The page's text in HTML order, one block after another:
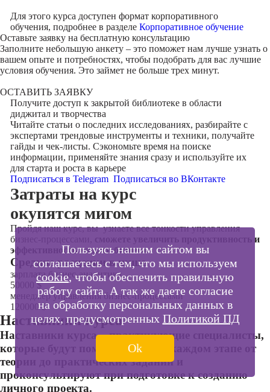
Для этого курса доступен формат корпоративного
обучения, подробнее в разделе Корпоративное обучение
Оставьте заявку на бесплатную консультацию
Заполните небольшую анкету – это поможет нам лучше узнать о
вашем опыте и потребностях, чтобы подобрать для вас лучшие
условия обучения. Это займет не больше трех минут.
ОСТАВИТЬ ЗАЯВКУ
Получите доступ к закрытой библиотекев области
диджитал и творчества
Читайте статьи о последних исследованиях, разбирайте с
экспертами трендовые инструменты и техники, получайте
гайды и чек-листы. Сэкономьте время на поиске
информации, применяйте знания сразу и используйте их
для старта и роста в карьере
Подписаться в Telegram Подписаться во ВКонтакте
Затраты на курс
окупятся мигом
Пройдя наш курс, вы узнаете все тонкости управления
бизнес-процессами,
сможете увеличить продуктивность и
эффективность вашего бизнеса.
Cредние расценки в нише
зарплата бизнес-аналитика
50000$
менеджер управления бизнес-процессами
120000$
Наставники курса
Наставники курса – практикующие специалисты,
которые будут помогать вам на каждом этапе от
теории до практических заданий и
проконсультируют при подготовке к созданию
личного проекта.
Пользуясь нашим сайтом вы
соглашаетесь с тем, что мы используем
cookie, чтобы обеспечить правильную
работу сайта. А так же даете согласие
на обработку персональных данных в
целях, предусмотренных Политикой ПД
Ok